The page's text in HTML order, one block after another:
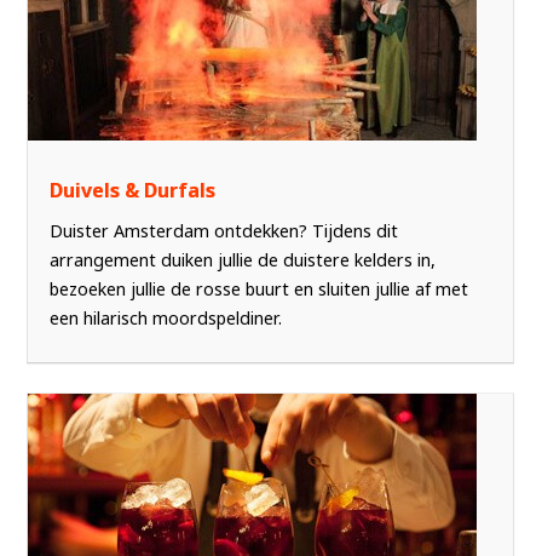
Duivels & Durfals
Duister Amsterdam ontdekken? Tijdens dit
arrangement duiken jullie de duistere kelders in,
bezoeken jullie de rosse buurt en sluiten jullie af met
een hilarisch moordspeldiner.